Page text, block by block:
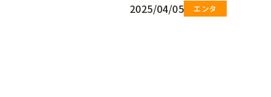
2025/04/05